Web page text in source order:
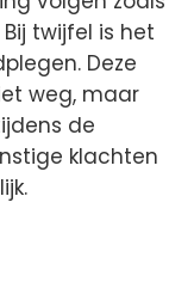
twijfel is het
Deze
weg, maar
de
klachten